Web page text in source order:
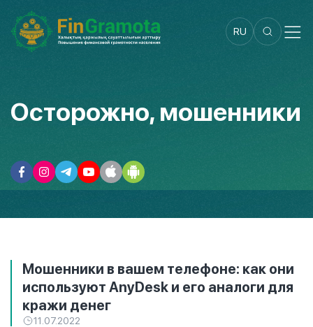
RU
Осторожно, мошенники
Мошенники в вашем телефоне: как они
используют AnyDesk и его аналоги для
кражи денег
11.07.2022